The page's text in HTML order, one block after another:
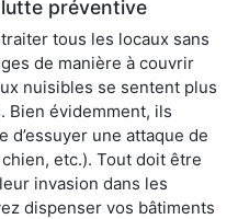
préventive
tous les locaux sans
de manière à couvrir
nuisibles se sentent plus
Bien évidemment, ils
une attaque de
etc.). Tout doit être
invasion dans les
dispenser vos bâtiments